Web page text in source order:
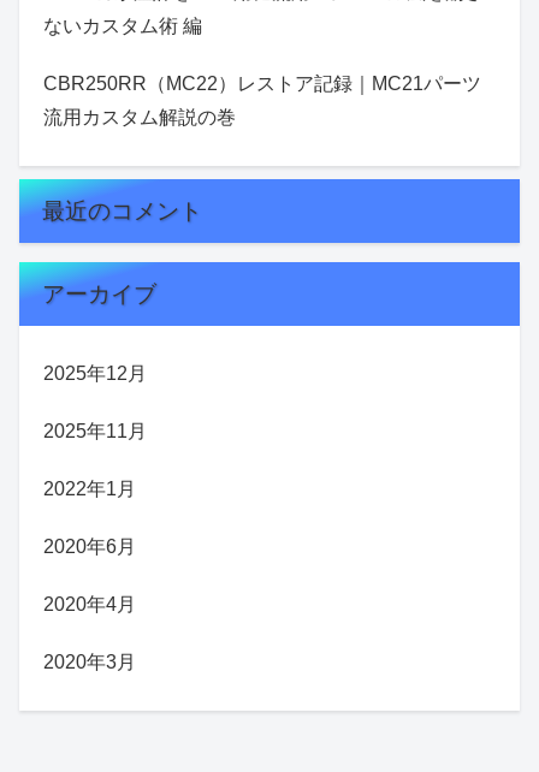
ないカスタム術 編
CBR250RR（MC22）レストア記録｜MC21パーツ
流用カスタム解説の巻
最近のコメント
アーカイブ
2025年12月
2025年11月
2022年1月
2020年6月
2020年4月
2020年3月